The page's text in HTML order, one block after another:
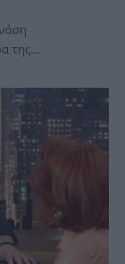
της…